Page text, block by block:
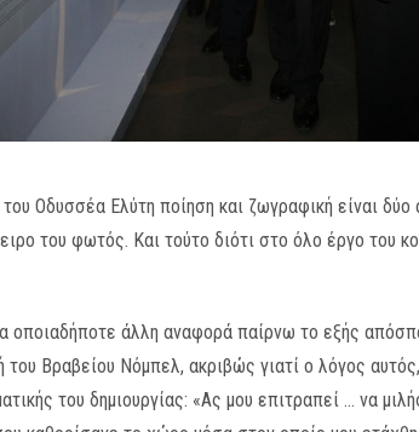
Οδυσσέα Ελύτη ποίηση και ζωγραφική είναι
του φωτός. Και τούτο διότι στο όλο έργο του
οποιαδήποτε άλλη αναφορά παίρνω το εξής
του Βραβείου Νόμπελ, ακριβώς γιατί ο λόγος
του δημιουργίας: «Ας μου επιτραπεί … να